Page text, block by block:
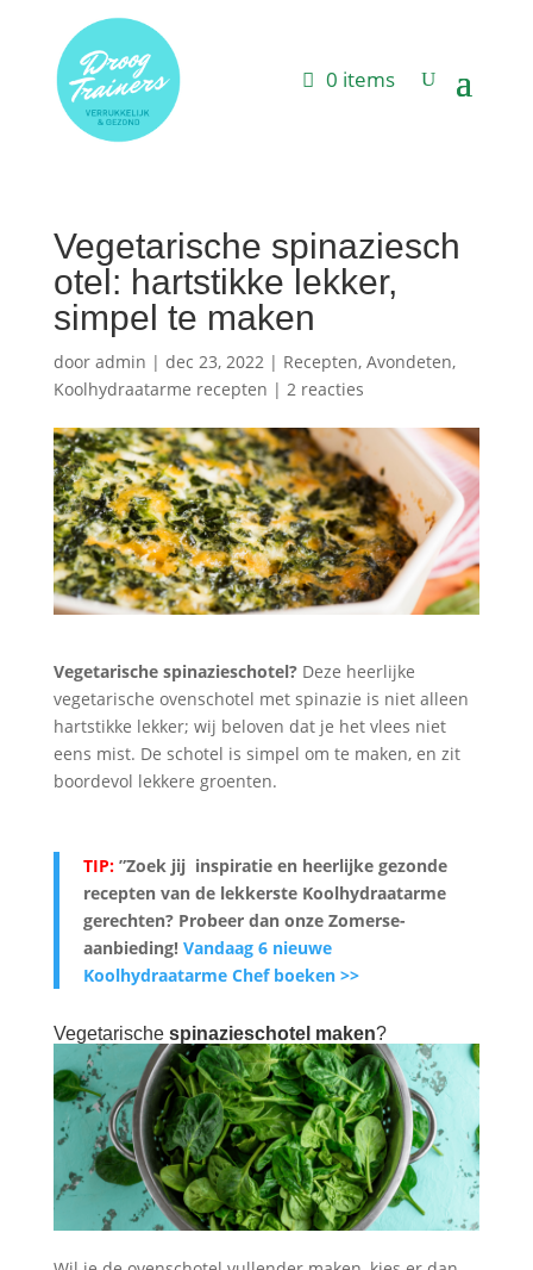
0 items
Vegetarische spinaziesch
otel: hartstikke lekker,
simpel te maken
door admin | dec 23, 2022| Recepten, Avondeten,
Koolhydraatarme recepten | 2 reacties
Vegetarische spinazieschotel? Deze heerlijke
vegetarische ovenschotel met spinazie is niet alleen
hartstikke lekker; wij beloven dat je het vlees niet
eens mist. De schotel is simpel om te maken, en zit
boordevol lekkere groenten.
TIP:”Zoek jij inspiratie en heerlijke gezonde
recepten van de lekkerste Koolhydraatarme
gerechten? Probeer dan onze Zomerse-
aanbieding! Vandaag 6 nieuwe
Koolhydraatarme Chef boeken >>
Vegetarischespinazieschotel maken?